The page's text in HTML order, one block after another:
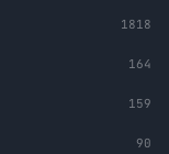
1818
164
159
90